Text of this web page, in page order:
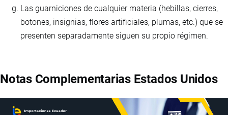
Las guarniciones de cualquier materia (hebillas, cierres,
botones, insignias, flores artificiales, plumas, etc.) que se
presenten separadamente siguen su propio régimen.
Notas Complementarias Estados Unidos